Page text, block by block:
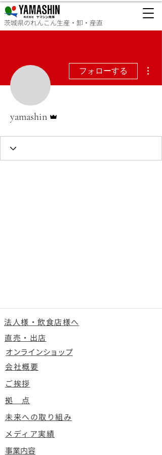
茨城県のれんこん生産・卸・産直
フォローする
yamashin
法人様・飲食店様へ
直売・出店
オンラインショップ
会社概要
ご挨拶
拠 点
未来への取り組み
メディア実績
事業内容